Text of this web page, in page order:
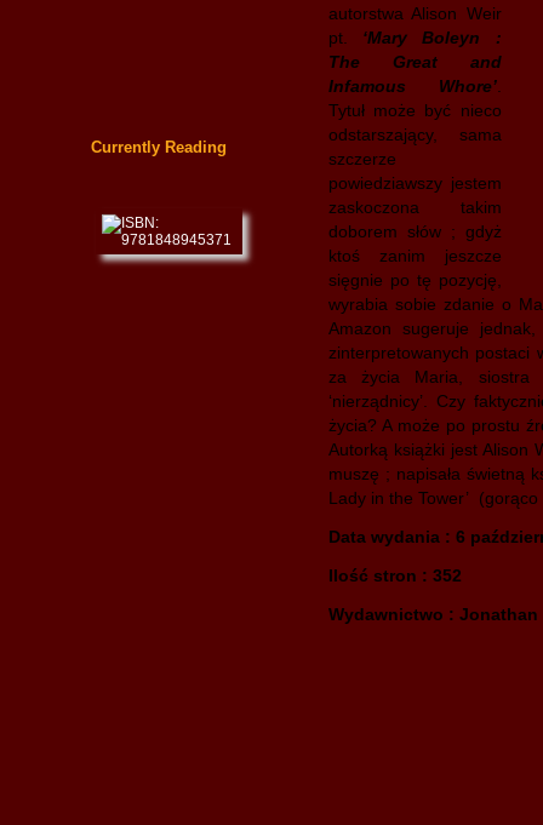
autorstwa Alison Weir
pt. ‘Mary Boleyn :
The Great and
Infamous Whore’.
Tytuł może być nieco
odstarszający, sama
szczerze
powiedziawszy jestem
zaskoczona takim
doborem słów ; gdyż
ktoś zanim jeszcze
sięgnie po tę pozycję,
wyrabia sobie zdanie o
Amazon sugeruje
zinterpretowanych postaci
za życia Maria, siostra
‘nierządnicy’. Czy
życia? A może po prostu
Autorką książki jest Alison
muszę ; napisała świetną
Lady in the Tower’
Data wydania : 6
Ilość stron : 352
Wydawnictwo : Jonathan
Currently Reading